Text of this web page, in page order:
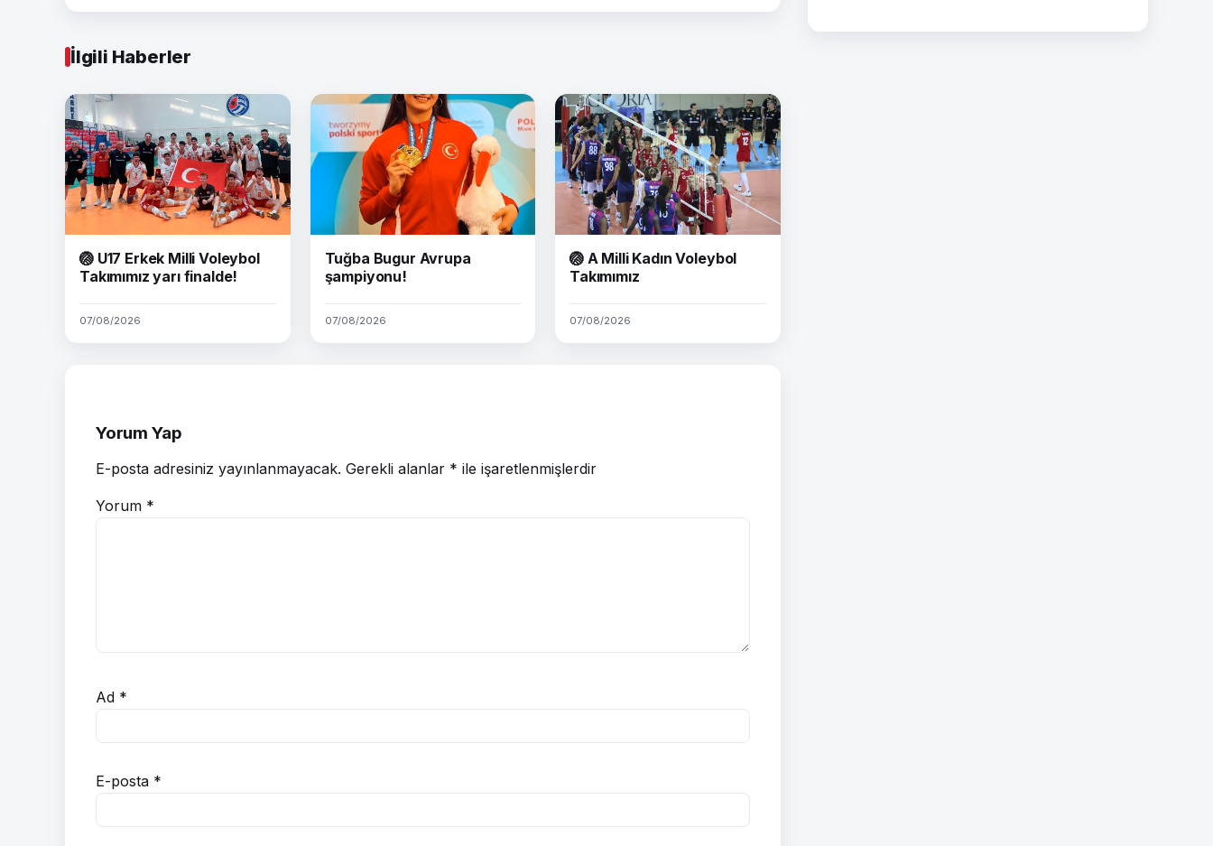
İlgili Haberler
🏐 U17 Erkek Milli Voleybol
Takımımız yarı finalde!
07/08/2026
Tuğba Bugur Avrupa
şampiyonu!
07/08/2026
🏐 A Milli Kadın Voleybol
Takımımız
07/08/2026
Yorum Yap
E-posta adresiniz yayınlanmayacak. Gerekli alanlar * ile işaretlenmişlerdir
Yorum *
Ad *
E-posta *